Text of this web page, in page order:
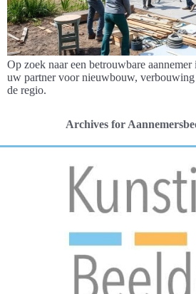
Op zoek naar een betrouwbare
uw partner voor nieuwbouw,
de regio.
Archives for